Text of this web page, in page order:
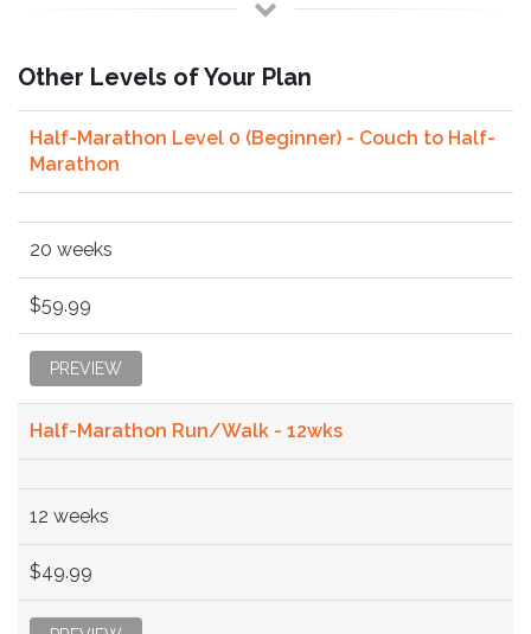
Other Levels of Your Plan
Half-Marathon Level 0 (Beginner) - Couch to Half-
Marathon
20 weeks
$59.99
PREVIEW
Half-Marathon Run/Walk - 12wks
12 weeks
$49.99